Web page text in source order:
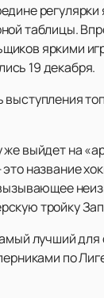
таблицы.
яркими
19 декабря.
выйдет на
название
тройку
лучший
по